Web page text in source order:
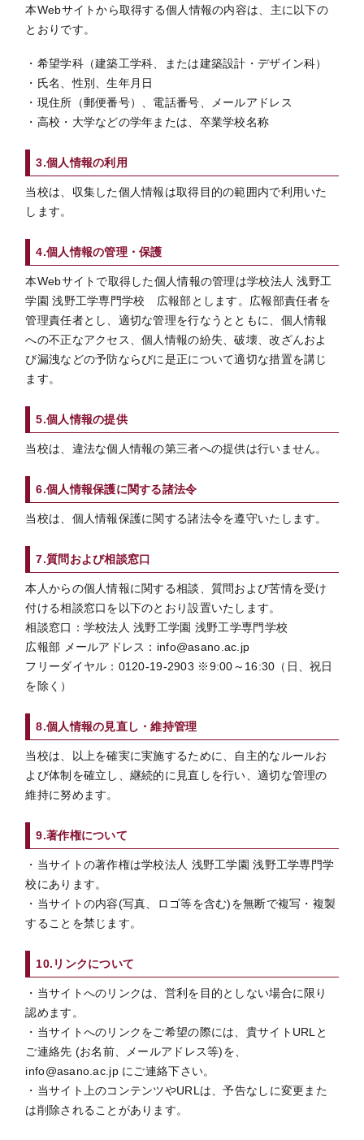
本Webサイトから取得する個人情報の内容は、主に以下の
とおりです。
・希望学科（建築工学科、または建築設計・デザイン科）
・氏名、性別、生年月日
・現住所（郵便番号）、電話番号、メールアドレス
・高校・大学などの学年または、卒業学校名称
3.個人情報の利用
当校は、収集した個人情報は取得目的の範囲内で利用いた
します。
4.個人情報の管理・保護
本Webサイトで取得した個人情報の管理は学校法人 浅野工
学園 浅野工学専門学校 広報部とします。広報部責任者を
管理責任者とし、適切な管理を行なうとともに、個人情報
への不正なアクセス、個人情報の紛失、破壊、改ざんおよ
び漏洩などの予防ならびに是正について適切な措置を講じ
ます。
5.個人情報の提供
当校は、違法な個人情報の第三者への提供は行いません。
6.個人情報保護に関する諸法令
当校は、個人情報保護に関する諸法令を遵守いたします。
7.質問および相談窓口
本人からの個人情報に関する相談、質問および苦情を受け
付ける相談窓口を以下のとおり設置いたします。
相談窓口：学校法人 浅野工学園 浅野工学専門学校
広報部 メールアドレス：info@asano.ac.jp
フリーダイヤル：0120-19-2903 ※9:00～16:30（日、祝日
を除く）
8.個人情報の見直し・維持管理
当校は、以上を確実に実施するために、自主的なルールお
よび体制を確立し、継続的に見直しを行い、適切な管理の
維持に努めます。
9.著作権について
・当サイトの著作権は学校法人 浅野工学園 浅野工学専門学
校にあります。
・当サイトの内容(写真、ロゴ等を含む)を無断で複写・複製
することを禁じます。
10.リンクについて
・当サイトへのリンクは、営利を目的としない場合に限り
認めます。
・当サイトへのリンクをご希望の際には、貴サイトURLと
ご連絡先 (お名前、メールアドレス等)を、
info@asano.ac.jp にご連絡下さい。
・当サイト上のコンテンツやURLは、予告なしに変更また
は削除されることがあります。